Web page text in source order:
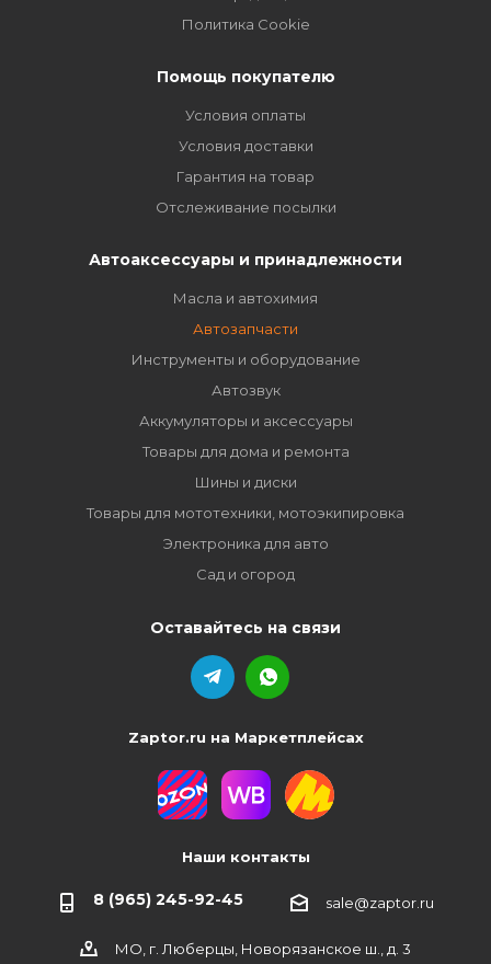
Политика Cookie
Помощь покупателю
Условия оплаты
Условия доставки
Гарантия на товар
Отслеживание посылки
Автоаксессуары и принадлежности
Масла и автохимия
Автозапчасти
Инструменты и оборудование
Автозвук
Аккумуляторы и аксессуары
Товары для дома и ремонта
Шины и диски
Товары для мототехники, мотоэкипировка
Электроника для авто
Сад и огород
Оставайтесь на связи
Zaptor.ru на Маркетплейсах
Наши контакты
8 (965) 245-92-45 sale@zaptor.ru
МО, г. Люберцы, Новорязанское ш., д. 3